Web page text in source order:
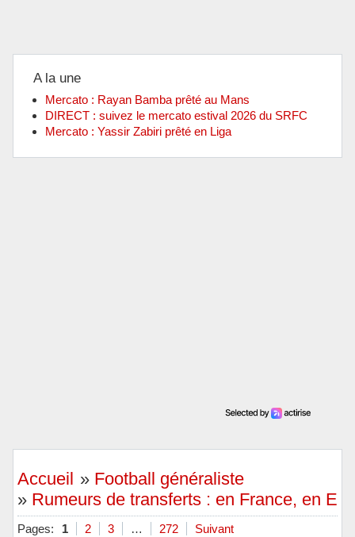
A la une
Mercato : Rayan Bamba prêté au Mans
DIRECT : suivez le mercato estival 2026 du SRFC
Mercato : Yassir Zabiri prêté en Liga
Accueil » Football généraliste
» Rumeurs de transferts : en France, en
Pages: 1 2 3 … 272 Suivant